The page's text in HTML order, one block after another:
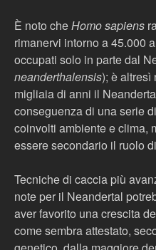
È noto cheHomo sapiens
rimanervi intorno a 45.000
occupati solo in parte dal
neanderthalensis); è altresì
migliaia di anni il
conseguenza di una serie
coinvolti ambiente e clima,
essere secondario il ruolo di
Tecniche di caccia più
note per il Neandertal
aver favorito una crescita
come sembra attestato,